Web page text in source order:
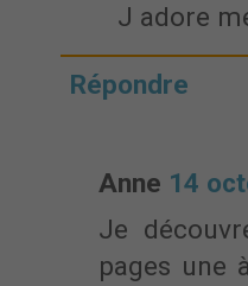
J adore
Répondre
Anne 14
Je
pages une